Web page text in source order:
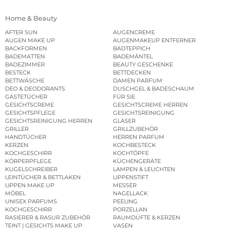
Home & Beauty
AFTER SUN
AUGENCREME
AUGEN MAKE UP
AUGENMAKEUP ENTFERNER
BACKFORMEN
BADTEPPICH
BADEMATTEN
BADEMÄNTEL
BADEZIMMER
BEAUTY GESCHENKE
BESTECK
BETTDECKEN
BETTWÄSCHE
DAMEN PARFUM
DEO & DEODORANTS
DUSCHGEL & BADESCHAUM
GÄSTETÜCHER
FÜR SIE
GESICHTSCREME
GESICHTSCREME HERREN
GESICHTSPFLEGE
GESICHTSREINIGUNG
GESICHTSREINIGUNG HERREN
GLÄSER
GRILLER
GRILLZUBEHÖR
HANDTÜCHER
HERREN PARFUM
KERZEN
KOCHBESTECK
KOCHGESCHIRR
KOCHTÖPFE
KÖRPERPFLEGE
KÜCHENGERÄTE
KUGELSCHREIBER
LAMPEN & LEUCHTEN
LEINTÜCHER & BETTLAKEN
LIPPENSTIFT
LIPPEN MAKE UP
MESSER
MÖBEL
NAGELLACK
UNISEX PARFUMS
PEELING
KOCHGESCHIRR
PORZELLAN
RASIERER & RASUR ZUBEHÖR
RAUMDÜFTE & KERZEN
TEINT | GESICHTS MAKE UP
VASEN